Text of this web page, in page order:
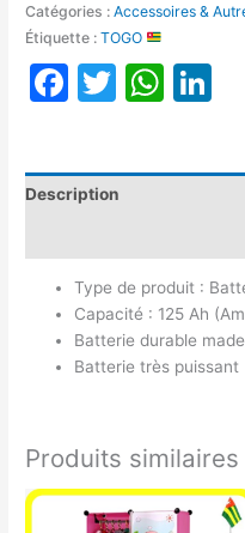
Catégories :Accessoires &
Étiquette :TOGO
Facebook
Twitter
Description
Type de produit :
Capacité : 125 Ah
Batterie durable
Batterie très puissant
Produits similaires